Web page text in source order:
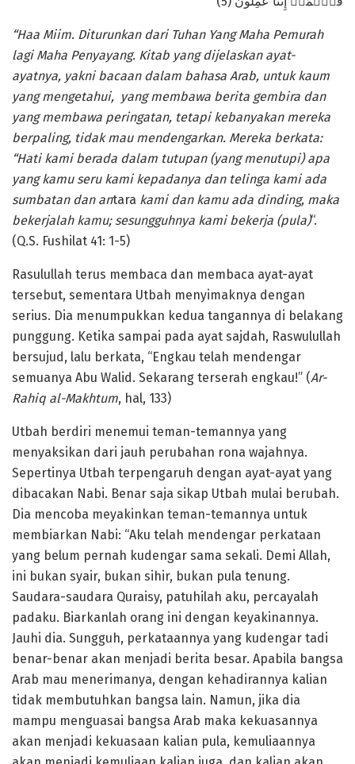
“Haa Miim. Diturunkan dari Tuhan Yang Maha Pemurah
lagi Maha Penyayang. Kitab yang dijelaskan ayat-
ayatnya, yakni bacaan dalam bahasa Arab, untuk kaum
yang mengetahui, yang membawa berita gembira dan
yang membawa peringatan, tetapi kebanyakan mereka
berpaling, tidak mau mendengarkan. Mereka berkata:
“Hati kami berada dalam tutupan (yang menutupi) apa
yang kamu seru kami kepadanya dan telinga kami ada
sumbatan dan antara kami dan kamu ada dinding, maka
bekerjalah kamu; sesungguhnya kami bekerja (pula)“.
(Q.S. Fushilat 41: 1-5)
Rasulullah terus membaca dan membaca ayat-ayat
tersebut, sementara Utbah menyimaknya dengan
serius. Dia menumpukkan kedua tangannya di belakang
punggung. Ketika sampai pada ayat sajdah, Raswulullah
bersujud, lalu berkata, “Engkau telah mendengar
semuanya Abu Walid. Sekarang terserah engkau!” (Ar-
Rahiq al-Makhtum, hal, 133)
Utbah berdiri menemui teman-temannya yang
menyaksikan dari jauh perubahan rona wajahnya.
Sepertinya Utbah terpengaruh dengan ayat-ayat yang
dibacakan Nabi. Benar saja sikap Utbah mulai berubah.
Dia mencoba meyakinkan teman-temannya untuk
membiarkan Nabi: “Aku telah mendengar perkataan
yang belum pernah kudengar sama sekali. Demi Allah,
ini bukan syair, bukan sihir, bukan pula tenung.
Saudara-saudara Quraisy, patuhilah aku, percayalah
padaku. Biarkanlah orang ini dengan keyakinannya.
Jauhi dia. Sungguh, perkataannya yang kudengar tadi
benar-benar akan menjadi berita besar. Apabila bangsa
Arab mau menerimanya, dengan kehadirannya kalian
tidak membutuhkan bangsa lain. Namun, jika dia
mampu menguasai bangsa Arab maka kekuasannya
akan menjadi kekuasaan kalian pula, kemuliaannya